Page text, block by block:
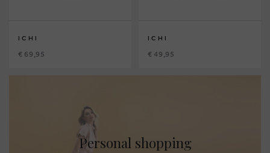
ICHI
€ 69,95
ICHI
€ 49,95
Personal shopping